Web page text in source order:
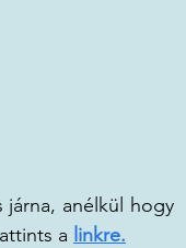
anélkül hogy
a linkre.